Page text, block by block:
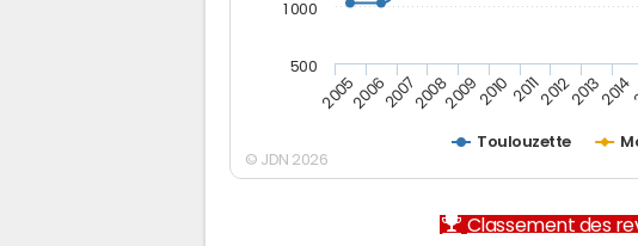
Toulouzette
200520062007200820092010 2011201220132014
500
1 000
© JDN 2026
Classement des